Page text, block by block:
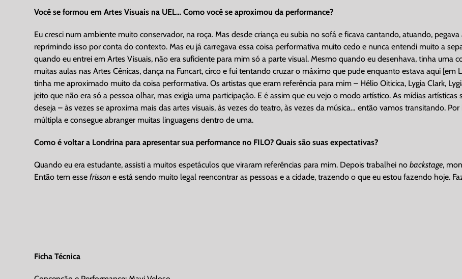
Você se formou em Artes Visuais na UEL… Como você se aproximou da performance?
Eu cresci num ambiente muito conservador, na roça. Mas desde criança eu subia no sofá e ficava cantando, atuando,
reprimindo isso por conta do contexto. Mas eu já carregava essa coisa performativa muito cedo e nunca entendi muito a
quando eu entrei em Artes Visuais, não era suficiente para mim só a parte visual. Mesmo quando eu desenhava, tinha uma
muitas aulas nas Artes Cênicas, dança na Funcart, circo e fui tentando cruzar o máximo que pude enquanto estava aqui
tinha me aproximado muito da coisa performativa. Os artistas que eram referência para mim – Hélio Oiticica, Lygia Clark,
jeito que não era só a pessoa olhar, mas exigia uma participação. E é assim que eu vejo o modo artístico. As mídias
deseja – às vezes se aproxima mais das artes visuais, às vezes do teatro, às vezes da música… então vamos transitando.
múltipla e consegue abranger muitas linguagens dentro de uma.
Como é voltar a Londrina para apresentar sua performance no FILO? Quais são suas expectativas?
Quando eu era estudante, assisti a muitos espetáculos que viraram referências para mim. Depois trabalhei nobackstage,
Então tem essefrisson e está sendo muito legal reencontrar as pessoas e a cidade, trazendo o que eu estou fazendo hoje.
Ficha Técnica